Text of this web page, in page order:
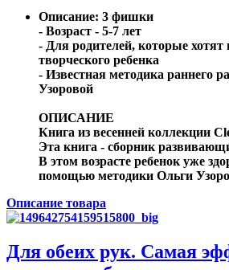
Описание: 3 фишки
- Возраст - 5-7 лет
- Для родителей, которые хотят
творческого ребенка
- Известная методика раннего
Узоровой
ОПИСАНИЕ
Книга из весенней коллекции
Эта книга - сборник
В этом возрасте ребенок уже
помощью методики Ольги
Описание товара
Для обеих рук. Самая